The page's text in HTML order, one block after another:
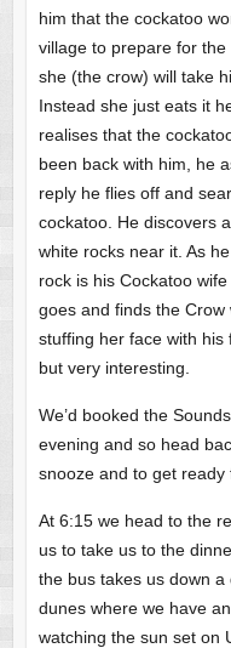
him that the cockatoo
village to prepare for
she (the crow) will take
Instead she just eats it
realises that the
been back with him, he
reply he flies off and
cockatoo. He discovers
white rocks near it. As
rock is his Cockatoo
goes and finds the Crow
stuffing her face with his
but very interesting.
We’d booked the
evening and so head
snooze and to get ready
At 6:15 we head to the
us to take us to the
the bus takes us down
dunes where we have
watching the sun set on